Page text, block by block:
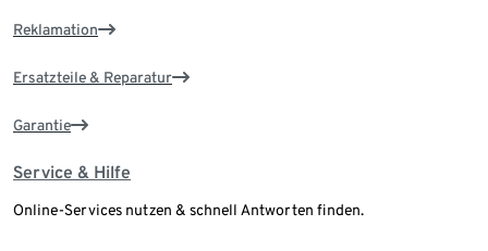
Reklamation
Ersatzteile & Reparatur
Garantie
Service & Hilfe
Online-Services nutzen & schnell Antworten finden.